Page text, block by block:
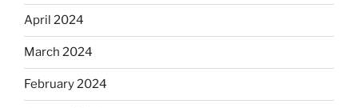
April 2024
March 2024
February 2024